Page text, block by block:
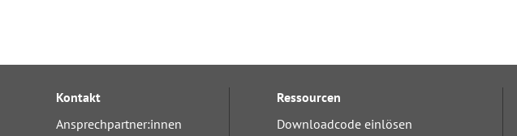
Kontakt
Ansprechpartner:innen
Ressourcen
Downloadcode einlösen